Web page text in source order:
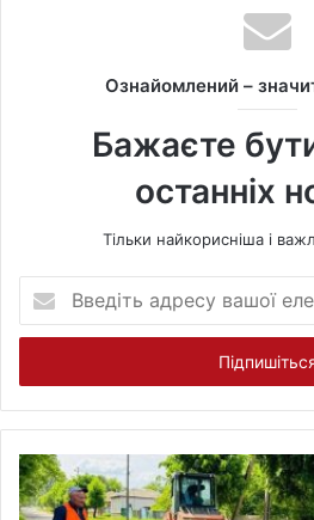
s
i
e
Ознайомлений –
Бажаєте
останніх
Тільки найкорисніша і
е
і
т
а
д
р